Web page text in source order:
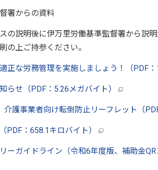
署からの資料
の説明後に伊万里労働基準監督署から説
の上ご持参ください。
正な労務管理を実施しましょう！（PDF：
らせ（PDF：5.26メガバイト）
介護事業者向け転倒防止リーフレット（
PDF：658.1キロバイト）
ーガイドライン（令和6年度版、補助金